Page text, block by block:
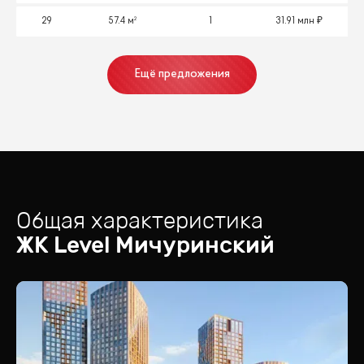
29 57.4 м² 31.91 млн
Ещё предложения
Общая характеристика
ЖК Level Мичуринский